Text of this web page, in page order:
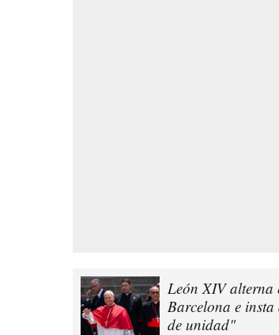
León XIV alterna
Barcelona e
de unidad"